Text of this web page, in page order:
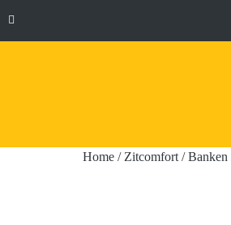
Home / Zitcomfort /Banken